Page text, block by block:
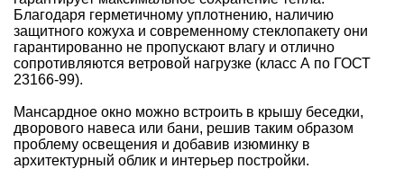
Благодаря герметичному уплотнению, наличию
защитного кожуха и современному стеклопакету они
гарантированно не пропускают влагу и отлично
сопротивляются ветровой нагрузке (класс А по ГОСТ
23166-99).
Мансардное окно можно встроить в крышу беседки,
дворового навеса или бани, решив таким образом
проблему освещения и добавив изюминку в
архитектурный облик и интерьер постройки.